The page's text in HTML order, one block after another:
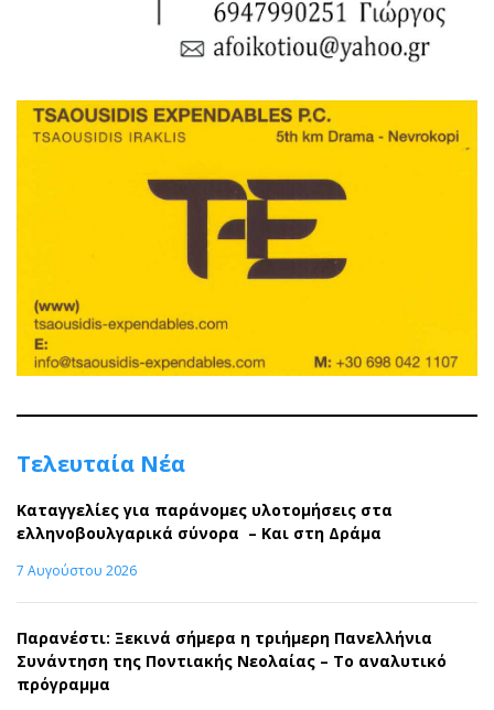
Τελευταία Νέα
Καταγγελίες για παράνομες υλοτομήσεις στα
ελληνοβουλγαρικά σύνορα – Και στη Δράμα
7 Αυγούστου 2026
Παρανέστι: Ξεκινά σήμερα η τριήμερη Πανελλήνια
Συνάντηση της Ποντιακής Νεολαίας – Το αναλυτικό
πρόγραμμα